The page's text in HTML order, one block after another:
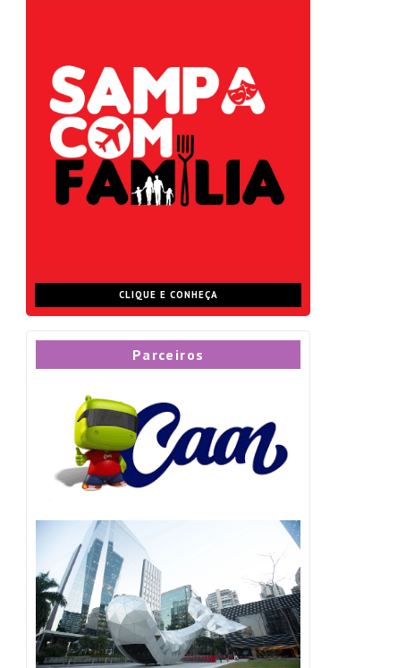
CLIQUE E CONHEÇA
Parceiros